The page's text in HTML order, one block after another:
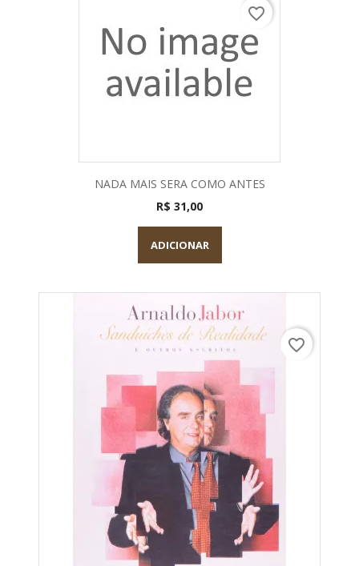
NADA MAIS SERA COMO ANTES
R$ 31,00
ADICIONAR
favorite_border
favorite_border